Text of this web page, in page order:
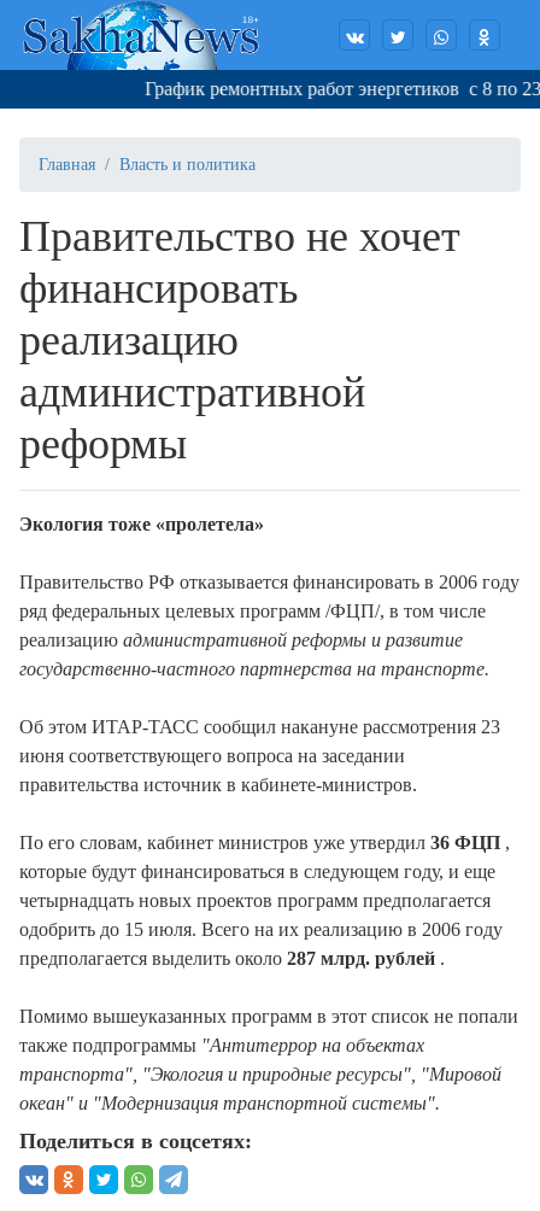
График ремонтных работ энергетиков с 8 по 23
Главная Власть и политика
Правительство не хочет
финансировать
реализацию
административной
реформы
Экология тоже «пролетела»
Правительство РФ отказывается финансировать в 2006 году
ряд федеральных целевых программ /ФЦП/, в том числе
реализацию административной реформы и развитие
государственно-частного партнерства на транспорте.
Об этом ИТАР-ТАСС сообщил накануне рассмотрения 23
июня соответствующего вопроса на заседании
правительства источник в кабинете-министров.
По его словам, кабинет министров уже утвердил 36 ФЦП ,
которые будут финансироваться в следующем году, и еще
четырнадцать новых проектов программ предполагается
одобрить до 15 июля. Всего на их реализацию в 2006 году
предполагается выделить около 287 млрд. рублей .
Помимо вышеуказанных программ в этот список не попали
также подпрограммы "Антитеррор на объектах
транспорта", "Экология и природные ресурсы", "Мировой
океан" и "Модернизация транспортной системы".
Поделиться в соцсетях: